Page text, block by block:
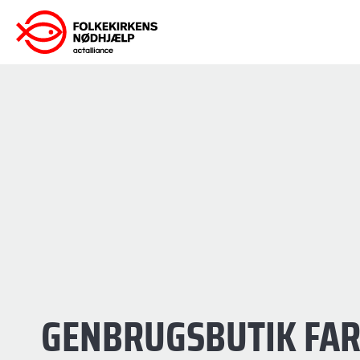
Gå
til
indhold
GENBRUGSBUTIK